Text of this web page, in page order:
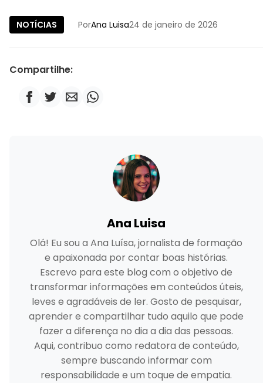
NOTÍCIAS PorAna Luisa24 de janeiro de 2026
Compartilhe:
Ana Luisa
Olá! Eu sou a Ana Luísa, jornalista de formação
e apaixonada por contar boas histórias.
Escrevo para este blog com o objetivo de
transformar informações em conteúdos úteis,
leves e agradáveis de ler. Gosto de pesquisar,
aprender e compartilhar tudo aquilo que pode
fazer a diferença no dia a dia das pessoas.
Aqui, contribuo como redatora de conteúdo,
sempre buscando informar com
responsabilidade e um toque de empatia.